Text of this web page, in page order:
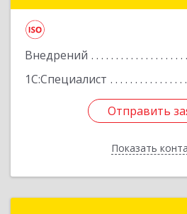
Внедрений
1С:Специалист
Отправить
Показать
Отправить
Назад